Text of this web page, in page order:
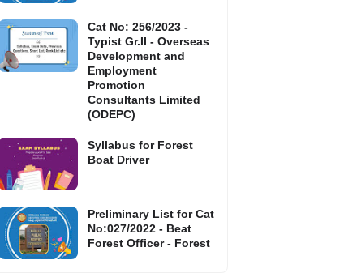
Cat No: 256/2023 -
Typist Gr.II - Overseas
Development and
Employment
Promotion
Consultants Limited
(ODEPC)
Syllabus for Forest
Boat Driver
Preliminary List for Cat
No:027/2022 - Beat
Forest Officer - Forest